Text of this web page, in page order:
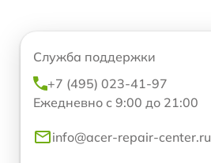
Служба поддержки
+7 (495) 023-41-97
Ежедневно с 9:00 до 21:00
info@acer-repair-center.ru